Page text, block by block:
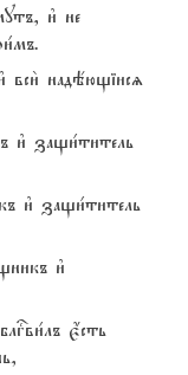
и3 не
надёющіисz
и3 защи1титель
и3 защи1титель
и3
є4сть